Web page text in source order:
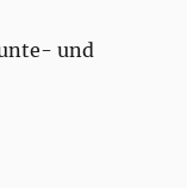
und